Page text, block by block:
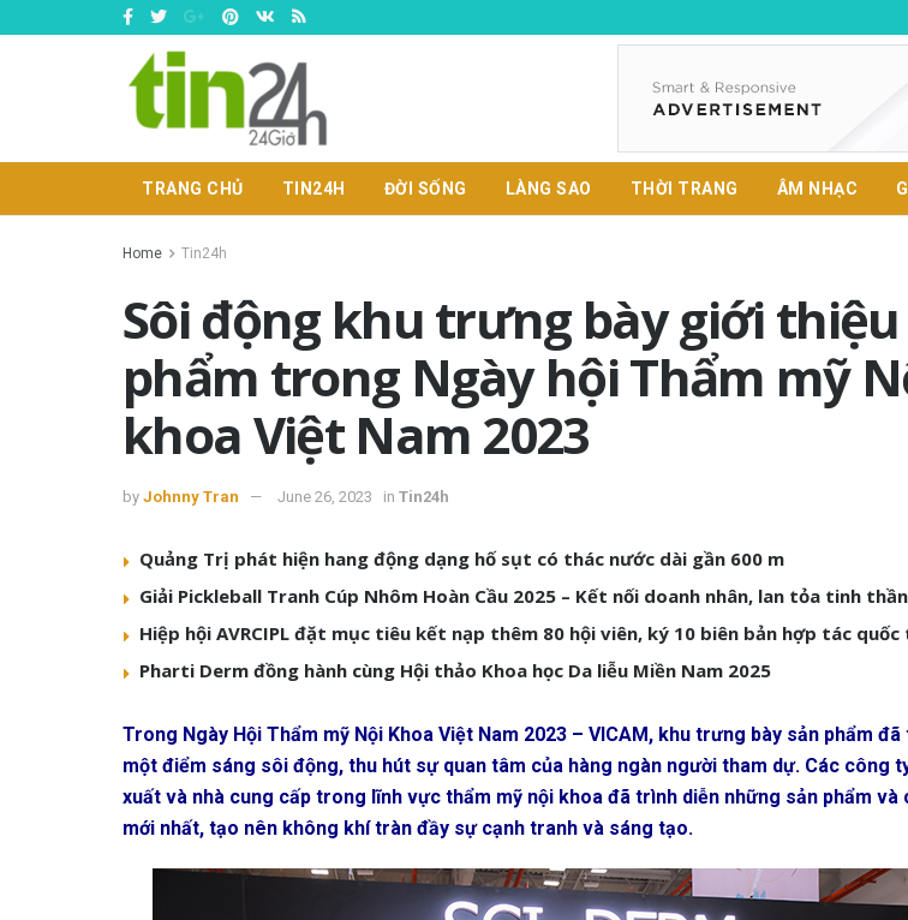
TRANG CHỦ TIN24H ĐỜI SỐNG LÀNG SAO THỜI TRANG ÂM NHẠC
Home Tin24h
Sôi động khu trưng bày giới thiệu
phẩm trong Ngày hội Thẩm mỹ
khoa Việt Nam 2023
by Johnny Tran June 26, 2023 in Tin24h
Quảng Trị phát hiện hang động dạng hố sụt có thác nước dài gần 600 m
Giải Pickleball Tranh Cúp Nhôm Hoàn Cầu 2025 – Kết nối doanh nhân, lan tỏa tinh
Hiệp hội AVRCIPL đặt mục tiêu kết nạp thêm 80 hội viên, ký 10 biên bản hợp tác quốc
Pharti Derm đồng hành cùng Hội thảo Khoa học Da liễu Miền Nam 2025
Trong Ngày Hội Thẩm mỹ Nội Khoa Việt Nam 2023 – VICAM, khu trưng bày sản phẩm
một điểm sáng sôi động, thu hút sự quan tâm của hàng ngàn người tham dự. Các công
xuất và nhà cung cấp trong lĩnh vực thẩm mỹ nội khoa đã trình diễn những sản phẩm và
mới nhất, tạo nên không khí tràn đầy sự cạnh tranh và sáng tạo.